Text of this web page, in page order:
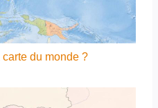
du monde ?